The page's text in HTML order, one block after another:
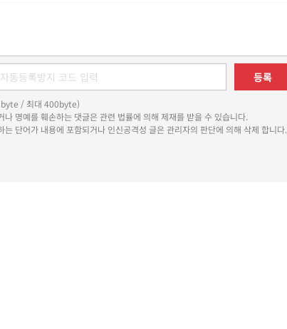
등록
byte / 최대 400byte)
명예를 훼손하는 댓글은 관련 법률에 의해 제재를 받을 수 있습니다.
단어가 내용에 포함되거나 인신공격성 글은 관리자의 판단에 의해 삭제 합니다.